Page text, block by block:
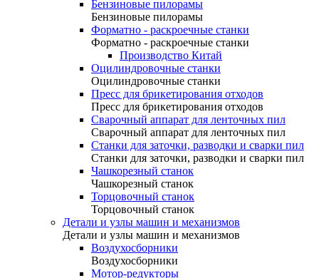
Бензиновые пилорамы
Бензиновые пилорамы
Форматно - раскроечные станки
Форматно - раскроечные станки
Производство Китай
Оцилиндровочные станки
Оцилиндровочные станки
Пресс для брикетирования отходов
Пресс для брикетирования отходов
Сварочный аппарат для ленточных пил
Сварочный аппарат для ленточных пил
Станки для заточки, разводки и сварки пил
Станки для заточки, разводки и сварки пил
Чашкорезный станок
Чашкорезный станок
Торцовочный станок
Торцовочный станок
Детали и узлы машин и механизмов
Детали и узлы машин и механизмов
Воздухосборники
Воздухосборники
Мотор-редукторы